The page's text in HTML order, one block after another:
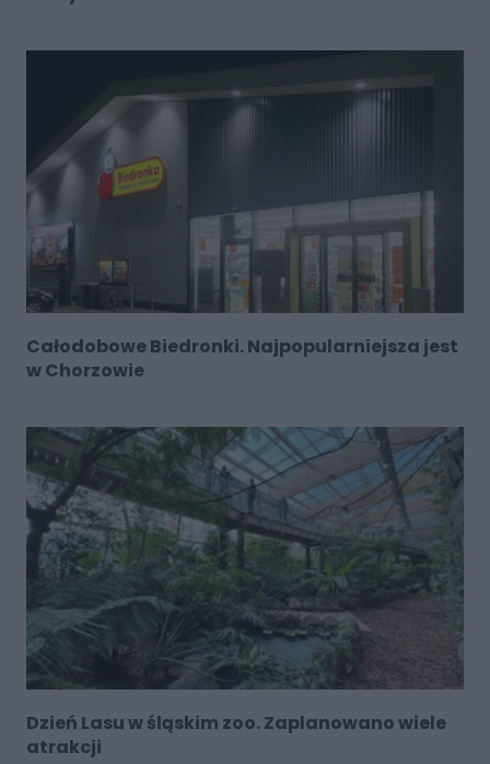
Całodobowe Biedronki. Najpopularniejsza jest
w Chorzowie
Dzień Lasu w śląskim zoo. Zaplanowano wiele
atrakcji